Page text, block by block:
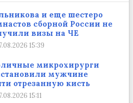
и еще шестеро
сборной России не
визы на ЧЕ
15:39
микрохирурги
мужчине
отрезанную кисть
15:11